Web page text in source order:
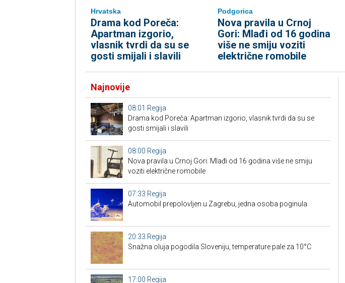
Hrvatska
Drama kod Poreča:
Apartman izgorio,
vlasnik tvrdi da su se
gosti smijali i slavili
Podgorica
Nova pravila u Crnoj
Gori: Mlađi od 16 godina
više ne smiju voziti
električne romobile
Najnovije
08:01 Regija
Drama kod Poreča: Apartman izgorio, vlasnik tvrdi da su se
gosti smijali i slavili
08:00 Regija
Nova pravila u Crnoj Gori: Mlađi od 16 godina više ne smiju
voziti električne romobile
07:33 Regija
Automobil prepolovljen u Zagrebu, jedna osoba poginula
20:33 Regija
Snažna oluja pogodila Sloveniju, temperature pale za 10°C
17:00 Regija